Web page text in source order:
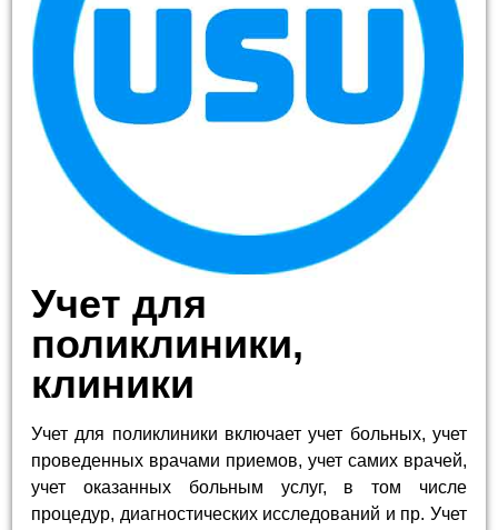
Учет для
поликлиники,
клиники
Учет для поликлиники включает учет больных, учет
проведенных врачами приемов, учет самих врачей,
учет оказанных больным услуг, в том числе
процедур, диагностических исследований и пр. Учет